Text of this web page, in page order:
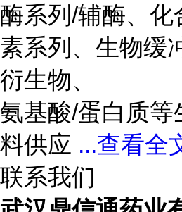
酶系列/辅酶、化
素系列、生物缓
衍生物、
氨基酸/蛋白质等
料供应 ...查看全
联系我们